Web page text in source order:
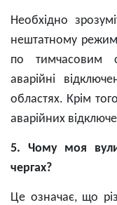
Необхідно
нештатному
по тимчасовим
аварійні
областях. Крім
аварійних
5. Чому моя
чергах?
Це означає, що